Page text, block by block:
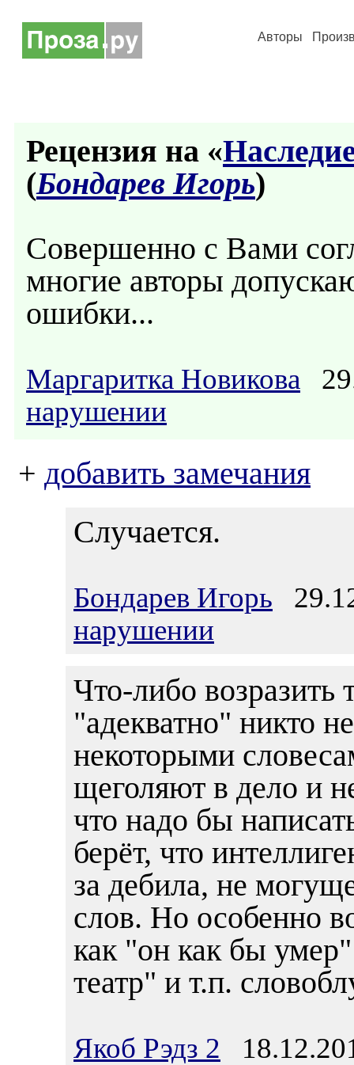
Авторы
Рецензия на «
(Бондарев Игорь)
Совершенно с Вами
многие авторы
ошибки...
Маргаритка Новикова
нарушении
+ добавить замечания
Случается.
Бондарев Игорь
нарушении
Что-либо
"адекватно" никто
некоторыми
щеголяют в дело и
что надо бы
берёт, что
за дебила, не
слов. Но особенно
как "он как бы
театр" и т.п.
Якоб Рэдз 2